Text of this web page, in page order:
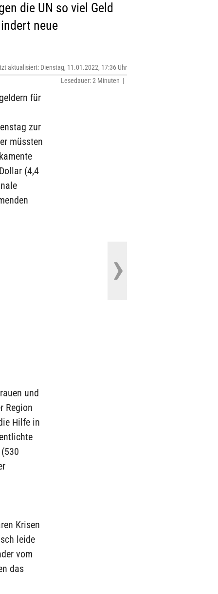
die UN so viel Geld
neue
aktualisiert: Dienstag, 11.01.2022, 17:36 Uhr
Lesedauer: 2 Minuten |
für
zur
müssten
(4,4
und
Region
Hilfe in
Krisen
leide
vom
das